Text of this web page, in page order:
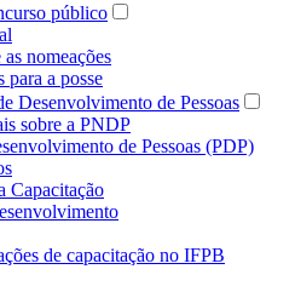
público
nomeações
para a posse
Desenvolvimento de Pessoas
sobre a PNDP
de Pessoas (PDP)
Capacitação
de capacitação no IFPB